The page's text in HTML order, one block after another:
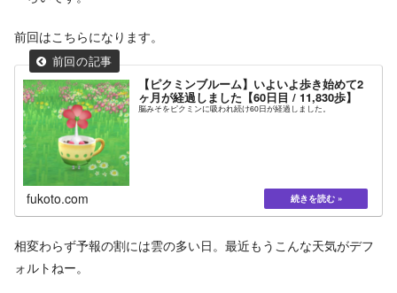
前回はこちらになります。
【ピクミンブルーム】いよいよ歩き始めて2
ヶ月が経過しました【60日目 / 11,830歩】
脳みそをピクミンに吸われ続け60日が経過しました。
fukoto.com
相変わらず予報の割には雲の多い日。最近もうこんな天気がデフ
ォルトねー。